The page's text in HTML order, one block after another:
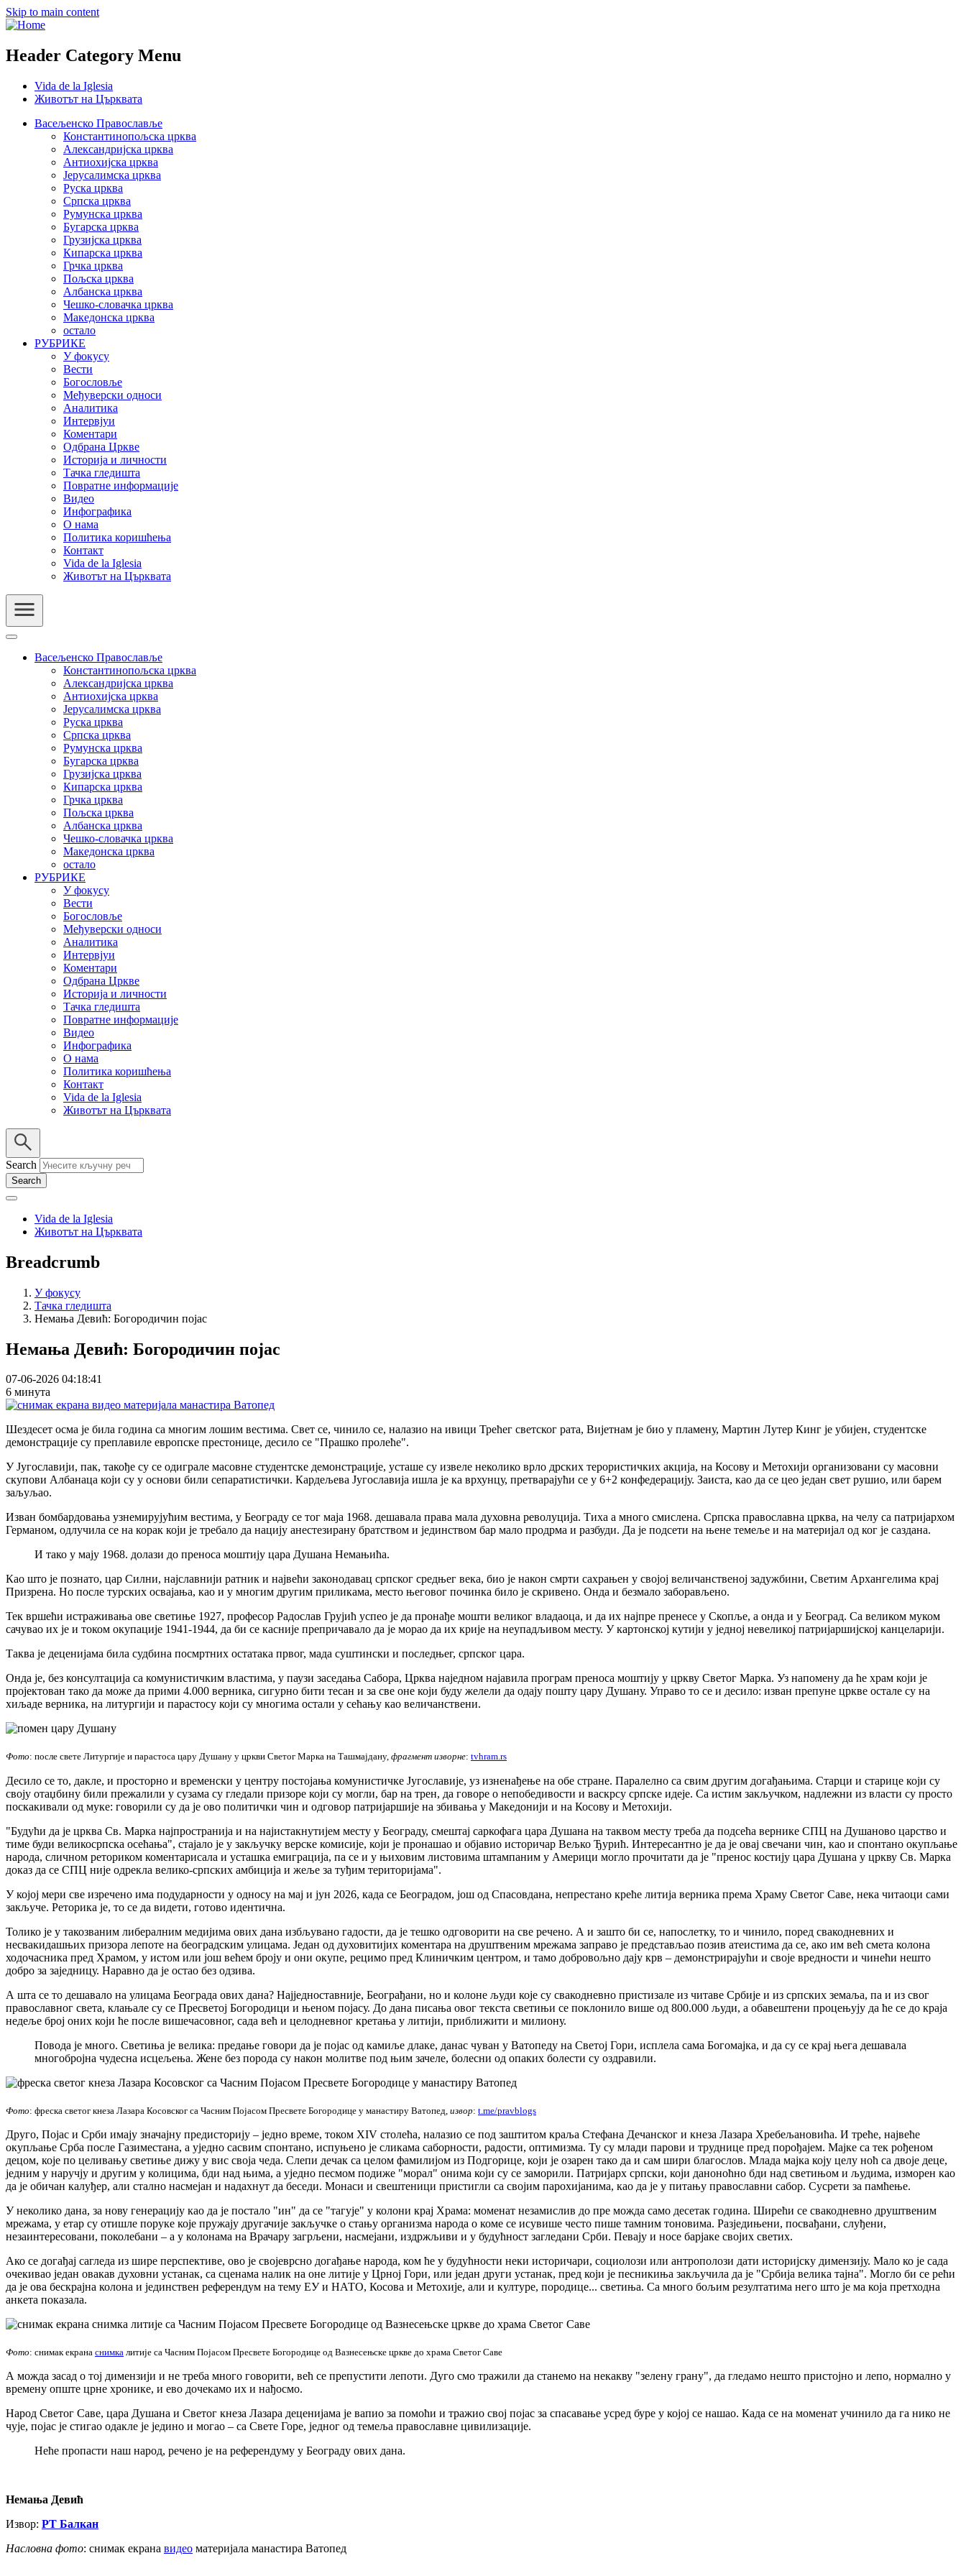
Skip to main content
Header Category Menu
Vida de la Iglesia
Животът на Църквата
Васељенско Православље
Константинопољска црква
Александријска црква
Антиохијска црква
Јерусалимска црква
Руска црква
Српска црква
Румунска црква
Бугарска црква
Грузијска црква
Кипарска црква
Грчка црква
Пољска црква
Албанска црква
Чешко-словачка црква
Македонска црква
остало
РУБРИКЕ
У фокусу
Вести
Богословље
Међуверски односи
Аналитика
Интервјуи
Коментари
Одбрана Цркве
Историја и личности
Тачка гледишта
Повратне информације
Видео
Инфографика
О нама
Политика коришћења
Контакт
Vida de la Iglesia
Животът на Църквата
Васељенско Православље
Константинопољска црква
Александријска црква
Антиохијска црква
Јерусалимска црква
Руска црква
Српска црква
Румунска црква
Бугарска црква
Грузијска црква
Кипарска црква
Грчка црква
Пољска црква
Албанска црква
Чешко-словачка црква
Македонска црква
остало
РУБРИКЕ
У фокусу
Вести
Богословље
Међуверски односи
Аналитика
Интервјуи
Коментари
Одбрана Цркве
Историја и личности
Тачка гледишта
Повратне информације
Видео
Инфографика
О нама
Политика коришћења
Контакт
Vida de la Iglesia
Животът на Църквата
Search
Vida de la Iglesia
Животът на Църквата
Breadcrumb
У фокусу
Тачка гледишта
Немања Девић: Богородичин појас
Немања Девић: Богородичин појас
07-06-2026 04:18:41
6 минута
Шездесет осма је била година са многим лошим вестима. Свет се, чинило се, налазио на ивици Трећег светског рата, Вијетнам је био у пламену, Мартин Лутер Кинг је убијен, студентске
демонстрације су преплавиле европске престонице, десило се "Прашко пролеће".
У Југославији, пак, такође су се одиграле масовне студентске демонстрације, усташе су извеле неколико врло дрских терористичких акција, на Косову и Метохији организовани су масовни
скупови Албанаца који су у основи били сепаратистички. Кардељева Југославија ишла је ка врхунцу, претварајући се у 6+2 конфедерацију. Заиста, као да се цео један свет рушио, или барем
заљуљао.
Изван бомбардовања узнемирујућим вестима, у Београду се тог маја 1968. дешавала права мала духовна револуција. Тиха а много смислена. Српска православна црква, на челу са патријархом
Германом, одлучила се на корак који је требало да нацију анестезирану братством и јединством бар мало продрма и разбуди. Да је подсети на њене темеље и на материјал од ког је саздана.
И тако у мају 1968. долази до преноса моштију цара Душана Немањића.
Као што је познато, цар Силни, најславнији ратник и највећи законодавац српског средњег века, био је након смрти сахрањен у својој величанственој задужбини, Светим Архангелима крај
Призрена. Но после турских освајања, као и у многим другим приликама, место његовог починка било је скривено. Онда и безмало заборављено.
Тек вршећи истраживања ове светиње 1927, професор Радослав Грујић успео је да пронађе мошти великог владаоца, и да их најпре пренесе у Скопље, а онда и у Београд. Са великом муком
сачувао их је и током окупације 1941-1944, да би се касније препричавало да је морао да их крије на неупадљивом месту. У картонској кутији у једној невеликој патријаршијској канцеларији.
Таква је деценијама била судбина посмртних остатака првог, мада суштински и последњег, српског цара.
Онда је, без консултација са комунистичким властима, у паузи заседања Сабора, Црква наједном најавила програм преноса моштију у цркву Светог Марка. Уз напомену да ће храм који је
пројектован тако да може да прими 4.000 верника, сигурно бити тесан и за све оне који буду желели да одају пошту цару Душану. Управо то се и десило: изван препуне цркве остале су на
хиљаде верника, на литургији и парастосу који су многима остали у сећању као величанствени.
Фото: после свете Литургије и парастоса цару Душану у цркви Светог Марка на Ташмајдану, фрагмент изворне: tvhram.rs
Десило се то, дакле, и просторно и временски у центру постојања комунистичке Југославије, уз изненађење на обе стране. Паралелно са свим другим догађањима. Старци и старице који су
своју отаџбину били прежалили у сузама су гледали призоре који су могли, бар на трен, да говоре о непобедивости и васкрсу српске идеје. Са истим закључком, надлежни из власти су просто
поскакивали од муке: говорили су да је ово политички чин и одговор патријаршије на збивања у Македонији и на Косову и Метохији.
"Будући да је црква Св. Марка најпространија и на најистакнутијем месту у Београду, смештај саркофага цара Душана на таквом месту треба да подсећа вернике СПЦ на Душаново царство и
тиме буди великосрпска осећања", стајало је у закључку верске комисије, који је пронашао и објавио историчар Вељко Ђурић. Интересантно је да је овај свечани чин, као и спонтано окупљање
народа, сличном реториком коментарисала и усташка емиграција, па се и у њиховим листовима штампаним у Америци могло прочитати да је "пренос костију цара Душана у цркву Св. Марка
доказ да се СПЦ није одрекла велико-српских амбиција и жеље за туђим територијама".
У којој мери све изречено има подударности у односу на мај и јун 2026, када се Београдом, још од Спасовдана, непрестано креће литија верника према Храму Светог Саве, нека читаоци сами
закључе. Реторика је, то се да видети, готово идентична.
Толико је у такозваним либералним медијима ових дана избљувано гадости, да је тешко одговорити на све речено. А и зашто би се, напослетку, то и чинило, поред свакодневних и
несвакидашњих призора лепоте на београдским улицама. Један од духовитијих коментара на друштвеним мрежама заправо је представљао позив атеистима да се, ако им већ смета колона
ходочасника пред Храмом, у истом или још већем броју и они окупе, рецимо пред Клиничким центром, и тамо добровољно дају крв – демонстрирајући и своје вредности и чинећи нешто
добро за заједницу. Наравно да је остао без одзива.
А шта се то дешавало на улицама Београда ових дана? Најједноставније, Београђани, но и колоне људи које су свакодневно пристизале из читаве Србије и из српских земаља, па и из свог
православног света, клањале су се Пресветој Богородици и њеном појасу. До дана писања овог текста светињи се поклонило више од 800.000 људи, а обавештени процењују да ће се до краја
недеље број оних који ће после вишечасовног, сада већ и целодневног кретања у литији, приближити и милиону.
Повода је много. Светиња је велика: предање говори да је појас од камиље длаке, данас чуван у Ватопеду на Светој Гори, исплела сама Богомајка, и да су се крај њега дешавала
многобројна чудесна исцељења. Жене без порода су након молитве под њим зачеле, болесни од опаких болести су оздравили.
Фото: фреска светог кнеза Лазара Косовског са Часним Појасом Пресвете Богородице у манастиру Ватопед, извор: t.me/pravblogs
Друго, Појас и Срби имају значајну предисторију – једно време, током XIV столећа, налазио се под заштитом краља Стефана Дечанског и кнеза Лазара Хребељановића. И треће, највеће
окупљање Срба после Газиместана, а уједно сасвим спонтано, испуњено је сликама саборности, радости, оптимизма. Ту су млади парови и труднице пред порођајем. Мајке са тек рођеном
децом, које по целивању светиње дижу у вис своја чеда. Слепи дечак са целом фамилијом из Подгорице, који је озарен тако да и сам шири благослов. Млада мајка коју целу ноћ са двоје деце,
једним у наручју и другим у колицима, бди над њима, а уједно песмом подиже "морал" онима који су се заморили. Патријарх српски, који даноноћно бди над светињом и људима, изморен као
да је обичан калуђер, али стално насмејан и надахнут да беседи. Монаси и свештеници пристигли са својим парохијанима, као да је у питању православни сабор. Сусрети за памћење.
У неколико дана, за нову генерацију као да је постало "ин" да се "тагује" у колони крај Храма: моменат незамислив до пре можда само десетак година. Ширећи се свакодневно друштвеним
мрежама, у етар су отишле поруке које пружају другачије закључке о стању организма народа о коме се исувише често пише тамним тоновима. Разједињени, посвађани, слуђени,
незаинтересовани, поколебани – а у колонама на Врачару загрљени, насмејани, издржљиви и у будућност загледани Срби. Певају и носе барјаке својих светих.
Ако се догађај сагледа из шире перспективе, ово је својеврсно догађање народа, ком ће у будућности неки историчари, социолози или антрополози дати историјску димензију. Мало ко је сада
очекивао један овакав духовни устанак, са сценама налик на оне литије у Црној Гори, или један други устанак, пред који је песникиња закључила да је "Србија велика тајна". Могло би се рећи
да је ова бескрајна колона и јединствен референдум на тему ЕУ и НАТО, Косова и Метохије, али и културе, породице... светиња. Са много бољим резултатима него што је ма која претходна
анкета показала.
Фото: снимак екрана снимка литије са Часним Појасом Пресвете Богородице од Вазнесењске цркве до храма Светог Саве
А можда засад о тој димензији и не треба много говорити, већ се препустити лепоти. Дуго смо тражили да станемо на некакву "зелену грану", да гледамо нешто пристојно и лепо, нормално у
времену опште црне хронике, и ево дочекамо их и нађосмо.
Народ Светог Саве, цара Душана и Светог кнеза Лазара деценијама је вапио за помоћи и тражио свој појас за спасавање усред буре у којој се нашао. Када се на моменат учинило да га нико не
чује, појас је стигао одакле је једино и могао – са Свете Горе, једног од темеља православне цивилизације.
Неће пропасти наш народ, речено је на референдуму у Београду ових дана.
Немања Девић
Извор: РТ Балкан
Насловна фото: снимак екрана видео материјала манастира Ватопед